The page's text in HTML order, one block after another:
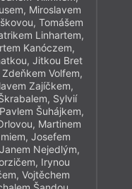
Miroslavem
Tomášem
Linhartem,
Kanóczem,
Jitkou Bret
Volfem,
Zajíčkem,
Sylvií
Šuhájkem,
Martinem
Josefem
Nejedlým,
Irynou
Vojtěchem